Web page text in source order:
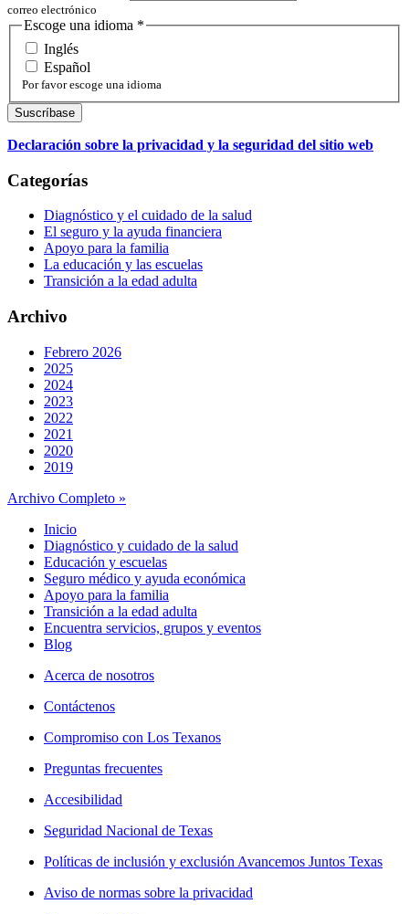
correo electrónico
Escoge una idioma *
Inglés
Español
Por favor escoge una idioma
Declaración sobre la privacidad y la seguridad del sitio web
Categorías
Diagnóstico y el cuidado de la salud
El seguro y la ayuda financiera
Apoyo para la familia
La educación y las escuelas
Transición a la edad adulta
Archivo
Febrero 2026
2025
2024
2023
2022
2021
2020
2019
Archivo Completo »
Inicio
Diagnóstico y cuidado de la salud
Educación y escuelas
Seguro médico y ayuda económica
Apoyo para la familia
Transición a la edad adulta
Encuentra servicios, grupos y eventos
Blog
Acerca de nosotros
Contáctenos
Compromiso con Los Texanos
Preguntas frecuentes
Accesibilidad
Seguridad Nacional de Texas
Políticas de inclusión y exclusión Avancemos Juntos Texas
Aviso de normas sobre la privacidad